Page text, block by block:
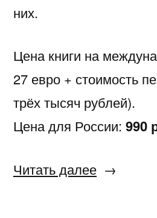
них.
Цена книги на
27 евро + стоимость
трёх тысяч рублей).
Цена для России: 990
Читать далее«Новое